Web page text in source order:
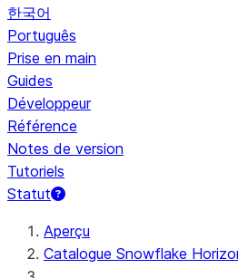
한국어
Português
Prise en main
Guides
Développeur
Référence
Notes de version
Tutoriels
Statut
Aperçu
Catalogue Snowflake